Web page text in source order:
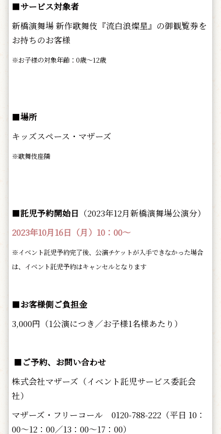
■サービス対象者
新橋演舞場 新作歌舞伎『流白浪燦星』の御観覧券を
お持ちのお客様
※お子様の対象年齢：0歳～12歳
■場所
キッズスペース・マザーズ
※歌舞伎座隣
■託児予約開始日 （2023年12月新橋演舞場公演分）
2023年10月16日（月）10：00～
※イベント託児予約完了後、公演チケットが入手できなかった場合
は、イベント託児予約はキャンセルとなります
■お客様側ご負担金
3,000円（1公演につき／お子様1名様あたり）
■ ご予約、お問い合わせ
株式会社マザーズ（イベント託児サービス委託会
社）
マザーズ・フリーコール 0120-788-222（平日 10：
00～12：00／13：00～17：00）